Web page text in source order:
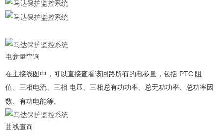
电参量查询
在主接线图中，可以直接查看该回路所有的电参量，包括 PTC 阻
值、三相电流、三相 电压、三相总有功功率、总⽆功功率、总功率因
数、有功电能等。
曲线查询